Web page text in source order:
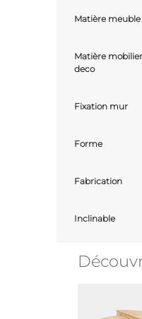
Matière meuble
Matière mobilier
deco
Fixation mur
Forme
Fabrication
Inclinable